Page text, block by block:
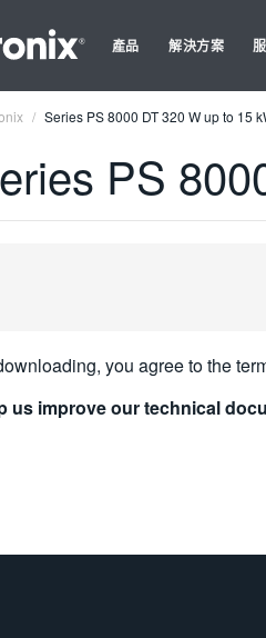
產品 解決方案
Series PS 8000 DT 320 W up to 15
PS
you agree to the
us improve our technical